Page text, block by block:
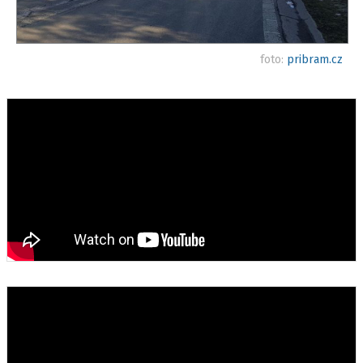
foto: pribram.cz